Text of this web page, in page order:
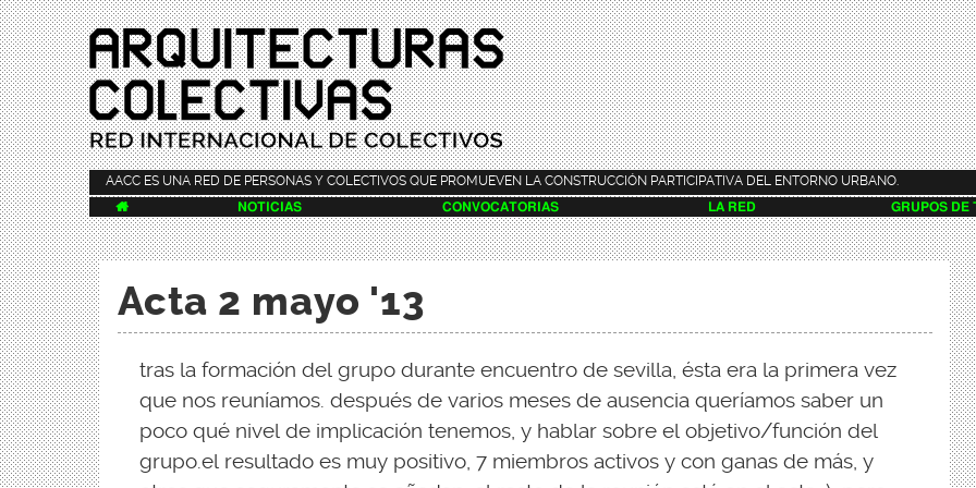
Pasar al
contenido
principal
AACC ES UNA RED DE PERSONAS Y COLECTIVOS QUE PROMUEVEN LA CONSTRUCCIÓN PARTICIPATIVA DEL ENTORNO URBANO.
 NOTICIAS CONVOCATORIAS LA RED GRUPOS DE
Acta 2 mayo '13
tras la formación del grupo durante encuentro de sevilla, ésta era la primera vez
que nos reuníamos. después de varios meses de ausencia queríamos saber un
poco qué nivel de implicación tenemos, y hablar sobre el objetivo/función del
grupo.el resultado es muy positivo, 7 miembros activos y con ganas de más, y